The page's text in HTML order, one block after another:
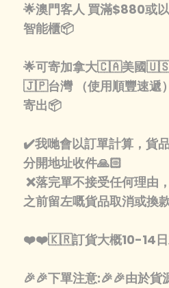
🌟澳門客人 買滿$880或
智能櫃📦
🌟可寄加拿大🇨🇦美國
🇯🇵台灣 （使用順豐速遞
寄出📦
✔️我哋會以訂單計算，貨
分開地址收件🙏🏻
❌落完單不接受任何理由
之前留左嘅貨品取消或換
❤️❤️🇰🇷訂貨大概10-14
🎉🎉下單注意:🎉🎉由於貨